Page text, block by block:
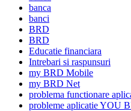
banca
banci
BRD
BRD
Educatie financiara
Intrebari si raspunsuri
my BRD Mobile
my BRD Net
problema functionare
probleme aplicatie YOU